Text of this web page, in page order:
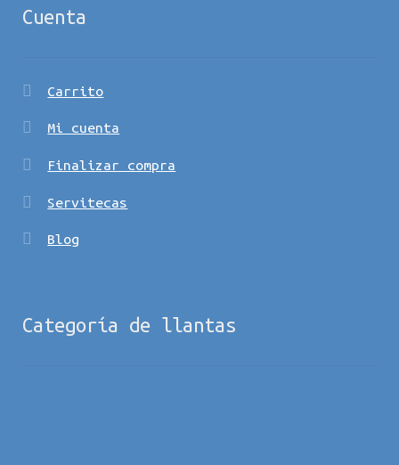
Cuenta
Carrito
Mi cuenta
Finalizar compra
Servitecas
Blog
Categoría de llantas